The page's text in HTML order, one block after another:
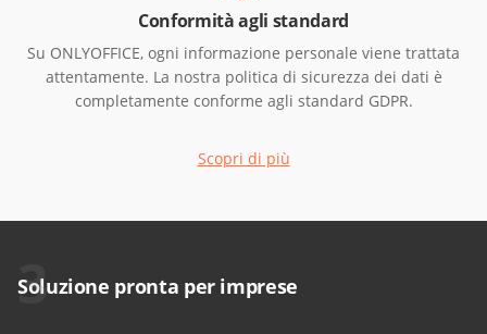
Conformità agli standard
Su ONLYOFFICE, ogni informazione personale viene trattata
attentamente. La nostra politica di sicurezza dei dati è
completamente conforme agli standard GDPR.
Scopri di più
3
Soluzione pronta per imprese